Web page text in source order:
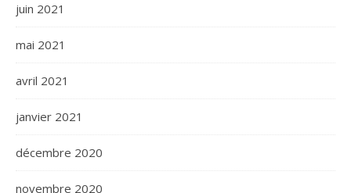
juin 2021
mai 2021
avril 2021
janvier 2021
décembre 2020
novembre 2020